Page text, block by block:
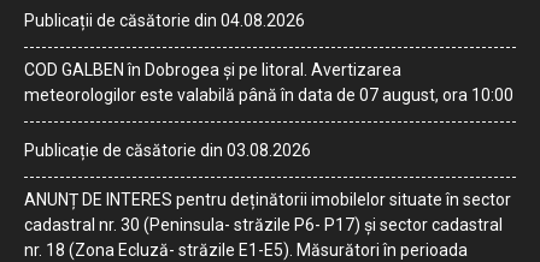
Publicații de căsătorie din 04.08.2026
COD GALBEN în Dobrogea și pe litoral. Avertizarea
meteorologilor este valabilă până în data de 07 august, ora 10:00
Publicație de căsătorie din 03.08.2026
ANUNȚ DE INTERES pentru deținătorii imobilelor situate în sector
cadastral nr. 30 (Peninsula- străzile P6- P17) și sector cadastral
nr. 18 (Zona Ecluză- străzile E1-E5). Măsurători în perioada